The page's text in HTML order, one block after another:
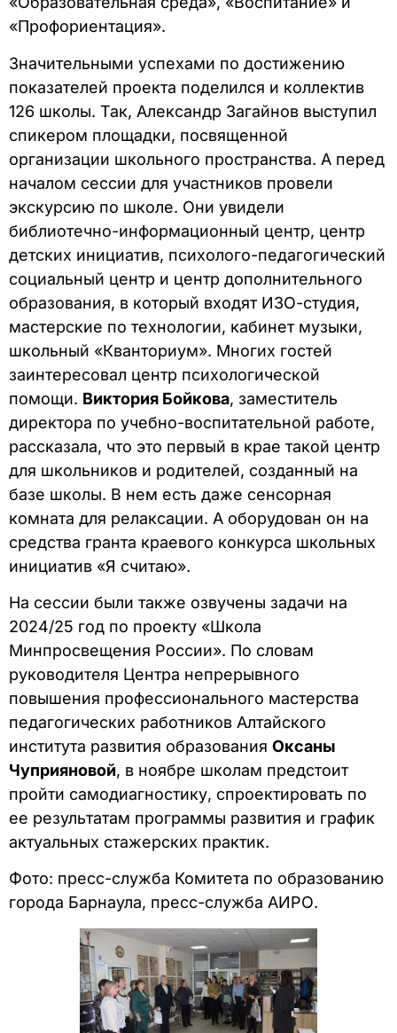
«Профориентация».
Значительными успехами по достижению
показателей проекта поделился и коллектив
126 школы. Так, Александр Загайнов выступил
спикером площадки, посвященной
организации школьного пространства. А перед
началом сессии для участников провели
экскурсию по школе. Они увидели
библиотечно-информационный центр, центр
детских инициатив, психолого-педагогический
социальный центр и центр дополнительного
образования, в который входят ИЗО-студия,
мастерские по технологии, кабинет музыки,
школьный «Кванториум». Многих гостей
заинтересовал центр психологической
помощи. Виктория Бойкова, заместитель
директора по учебно-воспитательной работе,
рассказала, что это первый в крае такой центр
для школьников и родителей, созданный на
базе школы. В нем есть даже сенсорная
комната для релаксации. А оборудован он на
средства гранта краевого конкурса школьных
инициатив «Я считаю».
На сессии были также озвучены задачи на
2024/25 год по проекту «Школа
Минпросвещения России». По словам
руководителя Центра непрерывного
повышения профессионального мастерства
педагогических работников Алтайского
института развития образования Оксаны
Чуприяновой, в ноябре школам предстоит
пройти самодиагностику, спроектировать по
ее результатам программы развития и график
актуальных стажерских практик.
Фото: пресс-служба Комитета по образованию
города Барнаула, пресс-служба АИРО.